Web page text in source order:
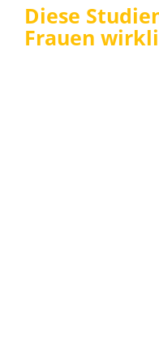
Diese
Frauen